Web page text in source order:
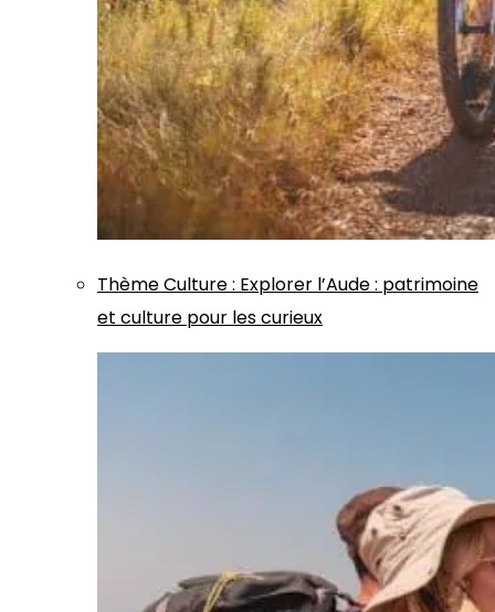
ThèmeCulture: Explorer l’Aude : patrimoine
et culture pour les curieux